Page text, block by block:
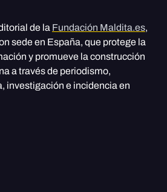
de la Fundación Maldita.es,
sede en España, que protege la
y promueve la construcción
a través de periodismo,
investigación e incidencia en